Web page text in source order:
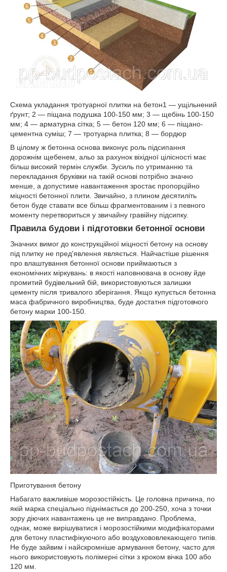
Схема укладання тротуарної плитки на бетон1 — ущільнений
ґрунт; 2 — піщана подушка 100-150 мм; 3 — щебінь 100-150
мм; 4 — арматурна сітка; 5 — бетон 120 мм; 6 — піщано-
цементна суміш; 7 — тротуарна плитка; 8 — бордюр
В цілому ж бетонна основа виконує роль підсипання
дорожнім щебенем, альо за рахунок віхідної цілісності має
більш високий термін служби. Зусиль по утриманню та
перекладання бруківки на такій основі потрібно значно
менше, а допустиме навантаження зростає пропорційно
міцності бетонної плити. Звичайно, з плином десятиліть
бетон буде ставати все більш фрагментованим і з певного
моменту перетвориться у звичайну гравійну підсипку.
Правила будови і підготовки бетонної основи
Значних вимог до конструкційної міцності бетону на основу
під плитку не пред'явлення являється. Найчастіше рішення
про влаштування бетонної основи приймаються з
економічних міркувань: в якості наповнювача в основу йде
промитий будівельний бій, використовуються залишки
цементу після тривалого зберігання. Якщо купується бетонна
маса фабричного виробництва, буде достатня підготовчого
бетону марки 100-150.
Приготування бетону
Набагато важливіше морозостійкість. Це головна причина, по
якій марка спеціально піднімається до 200-250, хоча з точки
зору діючих навантажень це не виправдано. Проблема,
однак, може вирішуватися і морозостійкими модифікаторами
для бетону пластифікуючого або воздухововлекающего типів.
Не буде зайвим і найскромніше армування бетону, часто для
нього використовують полімерні сітки з кроком вічка 100 або
120 мм.